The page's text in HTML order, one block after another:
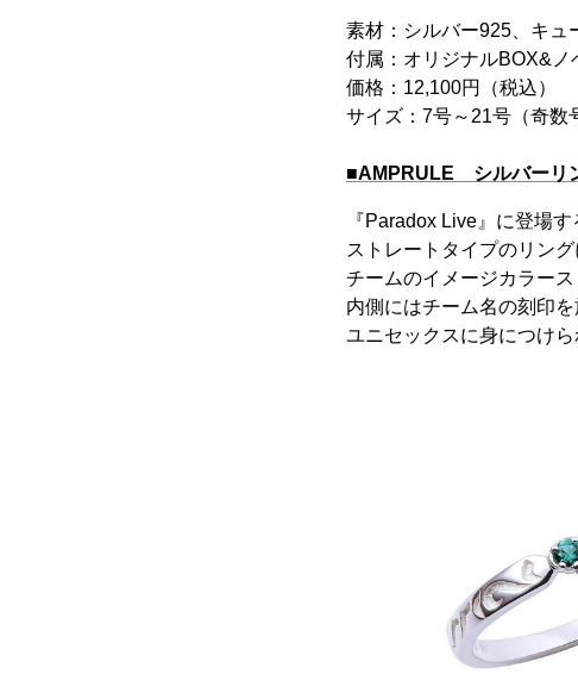
素材：シルバー925、キュ
付属：オリジナルBOX&ノ
価格：12,100円（税込）
サイズ：7号～21号（奇数
■AMPRULE シルバーリ
『Paradox Live』に登場
ストレートタイプのリン
チームのイメージカラース
内側にはチーム名の刻印を
ユニセックスに身につけら